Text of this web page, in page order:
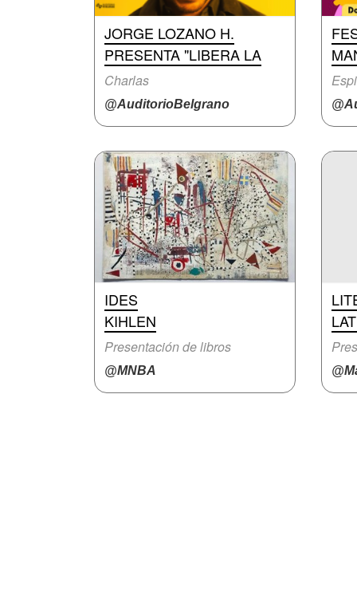
JORGE LOZANO H.
PRESENTA "LIBERA LA
Charlas
@AuditorioBelgrano
IDES
KIHLEN
Presentación de libros
@MNBA